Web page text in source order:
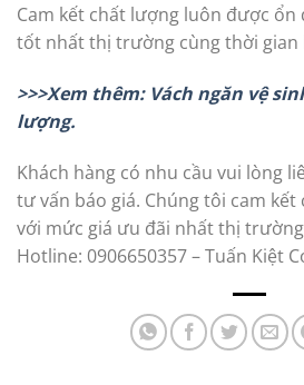
Cam kết chất lượng luôn được ổn
tốt nhất thị trường cùng thời gian
>>>Xem thêm: Vách ngăn vệ
lượng.
Khách hàng có nhu cầu vui lòng
tư vấn báo giá. Chúng tôi cam
với mức giá ưu đãi nhất thị
Hotline: 0906650357 – Tuấn Kiệt